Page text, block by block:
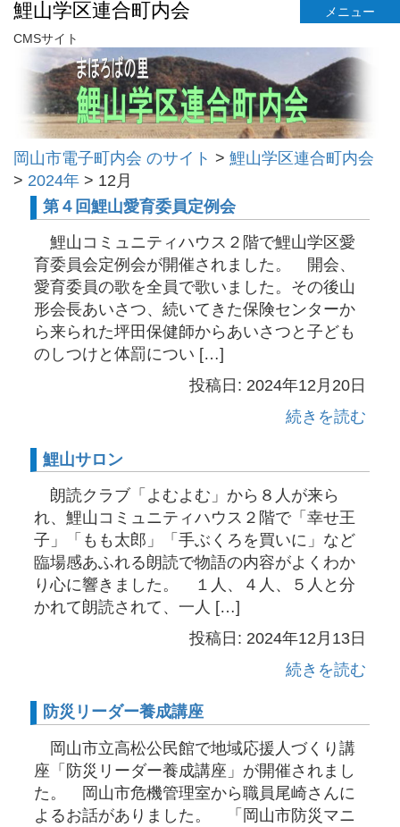
鯉山学区連合町内会
メニュー
CMSサイト
岡山市電子町内会 のサイト > 鯉山学区連合町内会
> 2024年 > 12月
第４回鯉山愛育委員定例会
鯉山コミュニティハウス２階で鯉山学区愛
育委員会定例会が開催されました。 開会、
愛育委員の歌を全員で歌いました。その後山
形会長あいさつ、続いてきた保険センターか
ら来られた坪田保健師からあいさつと子ども
のしつけと体罰につい […]
投稿日: 2024年12月20日
続きを読む
鯉山サロン
朗読クラブ「よむよむ」から８人が来ら
れ、鯉山コミュニティハウス２階で「幸せ王
子」「もも太郎」「手ぶくろを買いに」など
臨場感あふれる朗読で物語の内容がよくわか
り心に響きました。 １人、４人、５人と分
かれて朗読されて、一人 […]
投稿日: 2024年12月13日
続きを読む
防災リーダー養成講座
岡山市立高松公民館で地域応援人づくり講
座「防災リーダー養成講座」が開催されまし
た。 岡山市危機管理室から職員尾崎さんに
よるお話がありました。 「岡山市防災マニ